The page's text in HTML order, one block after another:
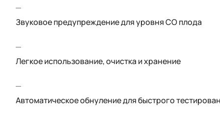
Звуковое предупреждение для уровня СО плода
Легкое использование, очистка и хранение
Автоматическое обнуление для быстрого